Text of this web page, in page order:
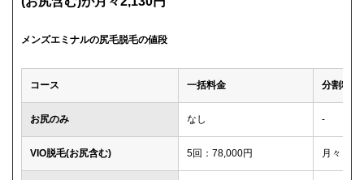
メンズエミナルの尻毛脱毛の値段
コース 一括料金 分割料金
お尻のみ なし -
VIO脱毛(お尻含む) 5回：78,000円 月々：